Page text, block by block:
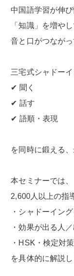
中国語学習が伸び
「知識」を増や
音と口がつながっ
三宅式シャドーイ
✔ 聞く
✔ 話す
✔ 語順・表現
を同時に鍛える
本セミナーでは、
2,600人以上の指
・シャドーイン
・効果が出る人
・HSK・検定対
を具体的に解説し